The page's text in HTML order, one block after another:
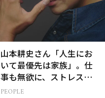
山本耕史さん「人生にお
いて最優先は家族」。仕
事も無欲に、ストレスを
溜めない生き方
PEOPLE